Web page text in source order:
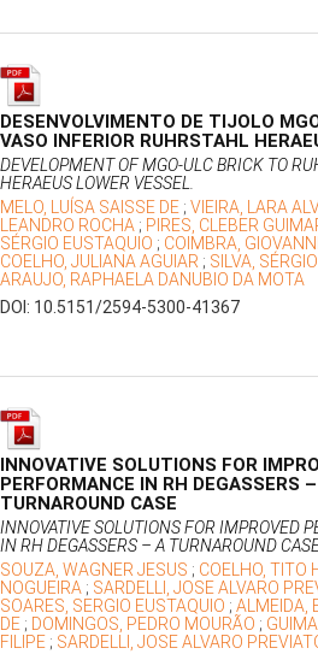
DESENVOLVIMENTO DE TIJOLO
VASO INFERIOR RUHRSTAHL
DEVELOPMENT OF MGO-ULC BRICK TO
HERAEUS LOWER VESSEL.
MELO, LUÍSA SAISSE DE ; VIEIRA, LARA
LEANDRO ROCHA ; PIRES, CLEBER
SÉRGIO EUSTAQUIO ; COIMBRA,
COELHO, JULIANA AGUIAR ; SILVA,
ARAUJO, RAPHAELA DANUBIO DA MOTA
DOI: 10.5151/2594-5300-41367
INNOVATIVE SOLUTIONS FOR
PERFORMANCE IN RH DEGASSERS
TURNAROUND CASE
INNOVATIVE SOLUTIONS FOR IMPROVED
IN RH DEGASSERS – A TURNAROUND
SOUZA, WAGNER JESUS ; COELHO, TITO
NOGUEIRA ; SARDELLI, JOSE ALVARO
SOARES, SERGIO EUSTAQUIO ; ALMEIDA,
DE ; DOMINGOS, PEDRO MOURÃO ;
FILIPE ; SARDELLI, JOSE ALVARO